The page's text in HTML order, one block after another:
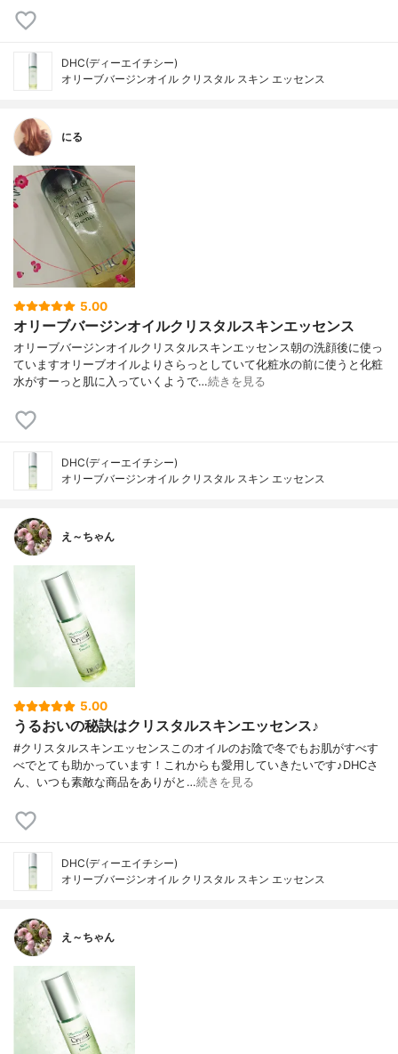
DHC(ディーエイチシー)
オリーブバージンオイル クリスタル スキン エッセンス
にる
5.00
オリーブバージンオイルクリスタルスキンエッセンス
オリーブバージンオイルクリスタルスキンエッセンス朝の洗顔後に使っ
ていますオリーブオイルよりさらっとしていて化粧水の前に使うと化粧
水がすーっと肌に入っていくようで…続きを見る
DHC(ディーエイチシー)
オリーブバージンオイル クリスタル スキン エッセンス
え～ちゃん
5.00
うるおいの秘訣はクリスタルスキンエッセンス♪
#クリスタルスキンエッセンスこのオイルのお陰で冬でもお肌がすべす
べでとても助かっています！これからも愛用していきたいです♪DHCさ
ん、いつも素敵な商品をありがと…続きを見る
DHC(ディーエイチシー)
オリーブバージンオイル クリスタル スキン エッセンス
え～ちゃん